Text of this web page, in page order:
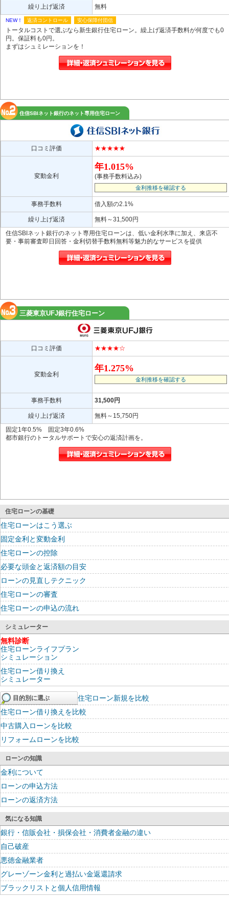
繰り上げ返済 無料
NEW！ 返済コントロール 安心保障付団信
トータルコストで選ぶなら新生銀行住宅ローン。繰上げ返済手数料が何度でも0
円。保証料も0円。
まずはシュミレーションを！
住信SBIネット銀行のネット専用住宅ローン
口コミ評価 ★★★★★
変動金利
年1.015%
(事務手数料込み)
金利推移を確認する
事務手数料 借入額の2.1%
繰り上げ返済
無料～31,500円
住信SBIネット銀行のネット専用住宅ローンは、低い金利水準に加え、来店不
要・事前審査即日回答・金利切替手数料無料等魅力的なサービスを提供
三菱東京UFJ銀行住宅ローン
口コミ評価 ★★★★☆
変動金利
年1.275%
金利推移を確認する
事務手数料 31,500円
繰り上げ返済
無料～15,750円
固定1年0.5% 固定3年0.6%
都市銀行のトータルサポートで安心の返済計画を。
住宅ローンの基礎
住宅ローンはこう選ぶ
固定金利と変動金利
住宅ローンの控除
必要な頭金と返済額の目安
ローンの見直しテクニック
住宅ローンの審査
住宅ローンの申込の流れ
シミュレーター
無料診断
住宅ローンライフプラン
シミュレーション
住宅ローン借り換え
シミュレーター
目的別に選ぶ
住宅ローン新規を比較
住宅ローン借り換えを比較
中古購入ローンを比較
リフォームローンを比較
ローンの知識
金利について
ローンの申込方法
ローンの返済方法
気になる知識
銀行・信販会社・損保会社・消費者金融の違い
自己破産
悪徳金融業者
グレーゾーン金利と過払い金返還請求
ブラックリストと個人信用情報